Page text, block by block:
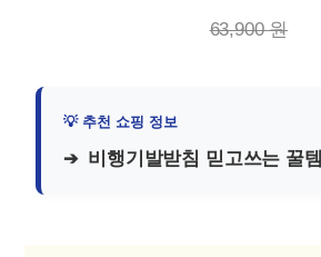
63,900 원
비행기발받침 믿고쓰는 꿀템